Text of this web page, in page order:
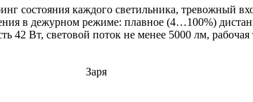
состояния каждого светильника, тревожный
в дежурном режиме: плавное (4…100%)
Вт, световой поток не менее 5000 лм,
Заря